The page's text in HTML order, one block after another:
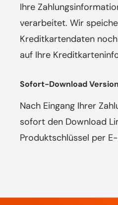
Ihre
verarbeitet. Wir
Kreditkartendaten
auf Ihre
Sofort-Download
Nach Eingang Ihrer
sofort den Download
Produktschlüssel per